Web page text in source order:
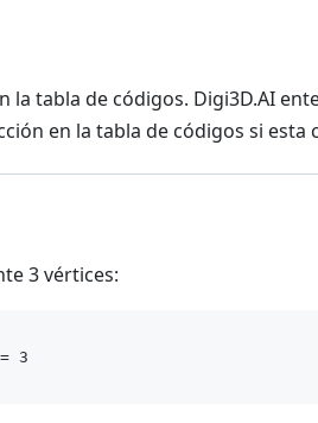
la tabla de códigos. Digi3D.AI
en la tabla de códigos si esta
3 vértices: